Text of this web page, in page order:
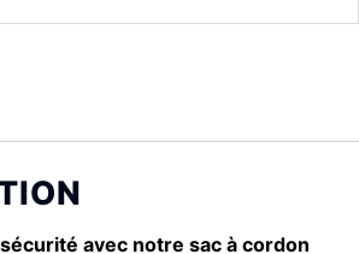
avec notre sac à cordon